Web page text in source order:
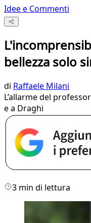
Idee e Commenti
bellezza solo
di Raffaele Milani
L’allarme del
e a Draghi
3 min di lettura